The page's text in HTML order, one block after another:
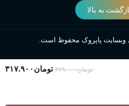
تومان۴۲۹.۰۰۰ تومان ۳۱۷.۹۰۰
به بالا
وبسایت پاپروک محفوظ است.